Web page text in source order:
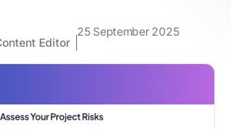
Editor
25 September 2025